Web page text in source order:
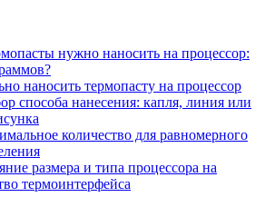
нужно наносить на процессор:
наносить термопасту на процессор
способа нанесения: капля, линия или
количество для равномерного
размера и типа процессора на
термоинтерфейса